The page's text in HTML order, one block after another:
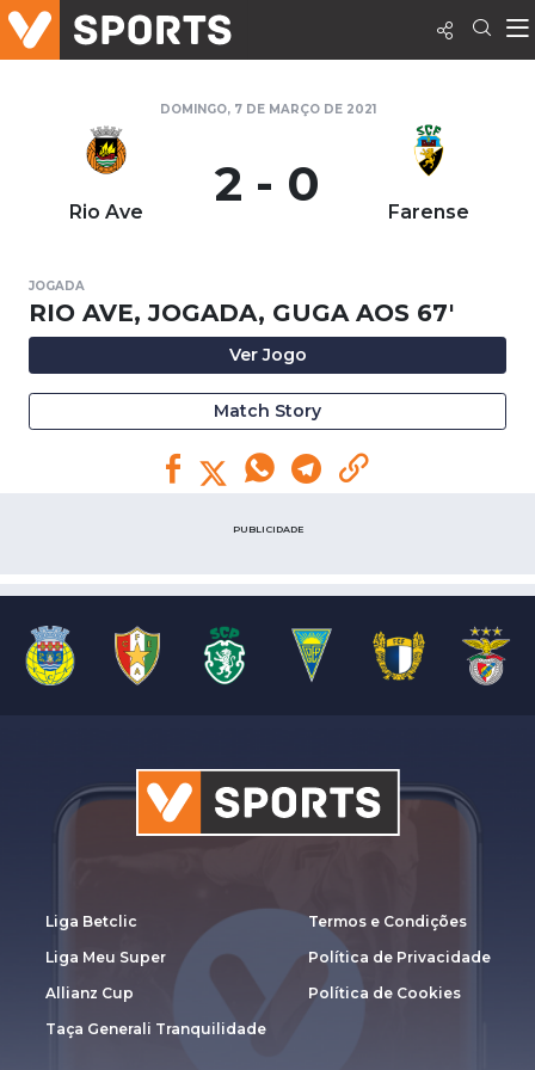
DOMINGO, 7 DE MARÇO DE 2021
Rio Ave 2 - 0 Farense
JOGADA
RIO AVE, JOGADA, GUGA AOS 67'
Ver Jogo
Match Story
PUBLICIDADE
Liga Betclic
Liga Meu Super
Allianz Cup
Taça Generali Tranquilidade
Termos e Condições
Política de Privacidade
Política de Cookies